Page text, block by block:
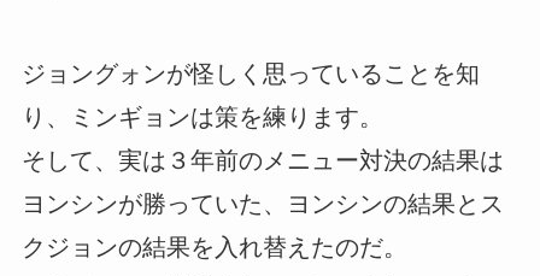
ジョングォンが怪しく思っていることを知
り、ミンギョンは策を練ります。
そして、実は３年前のメニュー対決の結果は
ヨンシンが勝っていた、ヨンシンの結果とス
クジョンの結果を入れ替えたのだ。